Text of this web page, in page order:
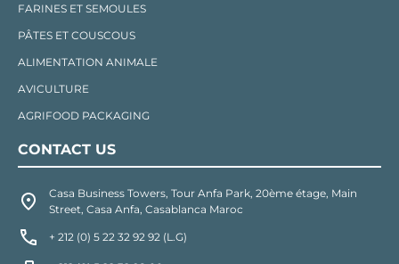
FARINES ET SEMOULES
PÂTES ET COUSCOUS
ALIMENTATION ANIMALE
AVICULTURE
AGRIFOOD PACKAGING
CONTACT US
Casa Business Towers, Tour Anfa Park, 20ème étage, Main
Street, Casa Anfa, Casablanca Maroc
+ 212 (0) 5 22 32 92 92 (L.G)